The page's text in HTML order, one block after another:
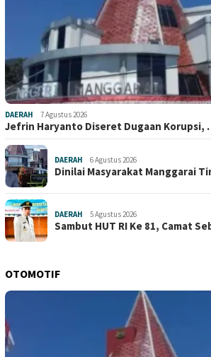
DAERAH 7 Agustus 2026
Jefrin Haryanto Diseret Dugaan Korupsi,
DAERAH 6 Agustus 2026
Dinilai Masyarakat Manggarai
DAERAH 5 Agustus 2026
Sambut HUT RI Ke 81, Camat
OTOMOTIF